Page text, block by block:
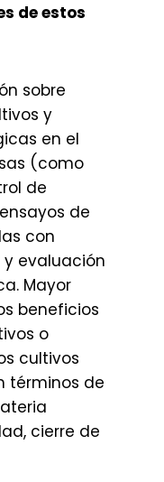
de estos
sobre
y
en el
(como
de
de
con
evaluación
Mayor
beneficios
o
cultivos
términos de
cierre de